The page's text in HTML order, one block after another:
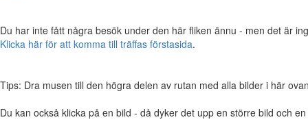
Du har inte fått några besök under den här fliken ännu - men det är
Klicka här för att komma till träffas förstasida.
Tips: Dra musen till den högra delen av rutan med alla bilder i här
Du kan också klicka på en bild - då dyker det upp en större bild och